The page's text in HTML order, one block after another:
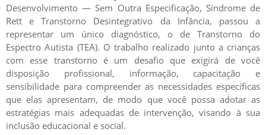
Desenvolvimento — Sem Outra Especificação, Síndrome de
Rett e Transtorno Desintegrativo da Infância, passou a
representar um único diagnóstico, o de Transtorno do
Espectro Autista (TEA). O trabalho realizado junto a crianças
com esse transtorno é um desafio que exigirá de você
disposição profissional, informação, capacitação e
sensibilidade para compreender as necessidades específicas
que elas apresentam, de modo que você possa adotar as
estratégias mais adequadas de intervenção, visando à sua
inclusão educacional e social.